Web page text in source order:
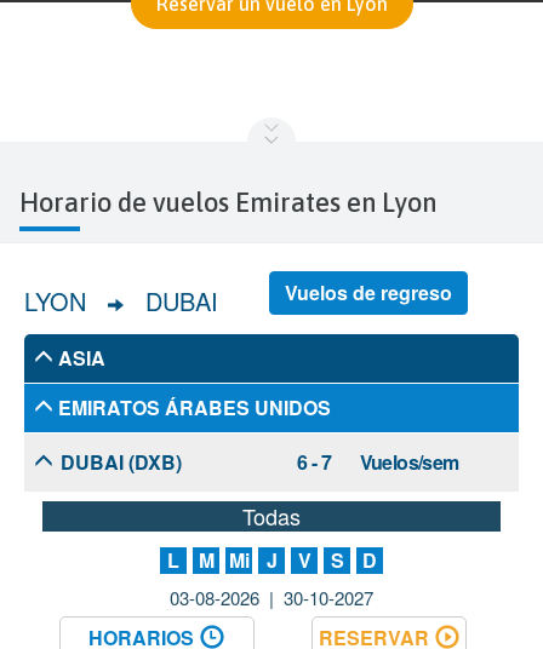
Horario de vuelos Emirates en Lyon